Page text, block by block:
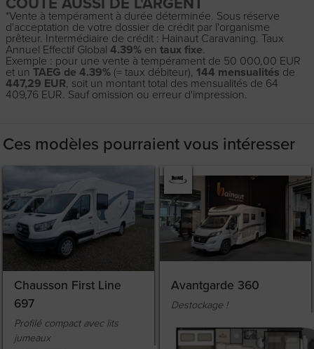
*Vente à tempérament à durée déterminée. Sous réserve
d'acceptation de votre dossier de crédit par l'organisme
prêteur. Intermédiaire de crédit : Hainaut Caravaning. Taux
Annuel Effectif Global 4.39% en taux fixe.
Exemple : pour une vente à tempérament de 50 000,00 EUR
et un TAEG de 4.39% (= taux débiteur), 144 mensualités de
447,29 EUR, soit un montant total des mensualités de 64
409,76 EUR. Sauf omission ou erreur d'impression.
Ces modèles pourraient vous intéresser
Chausson First Line
697
Profilé compact avec lits
jumeaux
Avantgarde 360
Destockage !